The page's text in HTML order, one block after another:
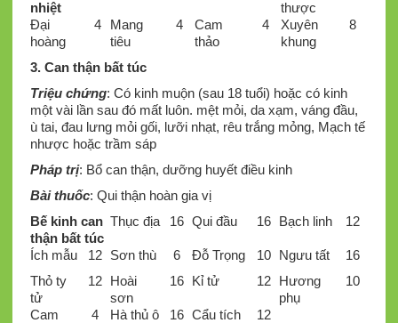
nhiệt
thược
Đại
hoàng
4
Mang
tiêu
4
Cam
thảo
4
Xuyên
khung
8
3. Can thận bất túc
Triệu chứng: Có kinh muộn (sau 18 tuổi) hoặc có kinh
một vài lần sau đó mất luôn. mệt mỏi, da xạm, váng đầu,
ù tai, đau lưng mỏi gối, lưỡi nhạt, rêu trắng mỏng, Mạch tế
nhược hoặc trầm sáp
Pháp trị: Bổ can thận, dưỡng huyết điều kinh
Bài thuốc: Qui thận hoàn gia vị
Bế kinh can
thận bất túc
Thục địa 16 Qui đầu 16 Bạch linh 12
Ích mẫu 12 Sơn thù 6 Đỗ Trọng 10 Ngưu tất
16
Thỏ ty
tử
12 Hoài
sơn
16 Kỉ tử 12 Hương
phụ
10
Cam
4 Hà thủ ô 16 Cẩu tích 12